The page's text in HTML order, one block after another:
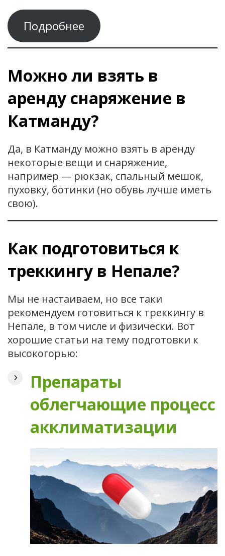
Подробнее
Можно ли взять в
аренду снаряжение в
Катманду?
Да, в Катманду можно взять в аренду
некоторые вещи и снаряжение,
например — рюкзак, спальный мешок,
пуховку, ботинки (но обувь лучше иметь
свою).
Как подготовиться к
треккингу в Непале?
Мы не настаиваем, но все таки
рекомендуем готовиться к треккингу в
Непале, в том числе и физически. Вот
хорошие статьи на тему подготовки к
высокогорью:
Препараты
облегчающие процесс
акклиматизации